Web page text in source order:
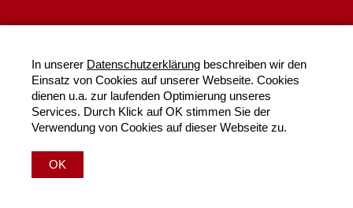
In unserer Datenschutzerklärung beschreiben wir den
Einsatz von Cookies auf unserer Webseite. Cookies
dienen u.a. zur laufenden Optimierung unseres
Services. Durch Klick auf OK stimmen Sie der
Verwendung von Cookies auf dieser Webseite zu.
OK